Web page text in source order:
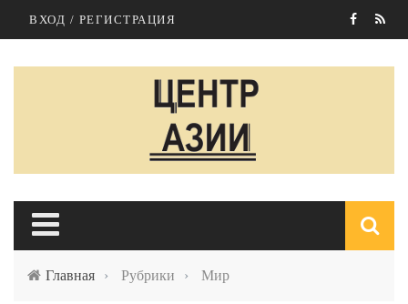
ВХОД / РЕГИСТРАЦИЯ
Главная › Рубрики › Мир